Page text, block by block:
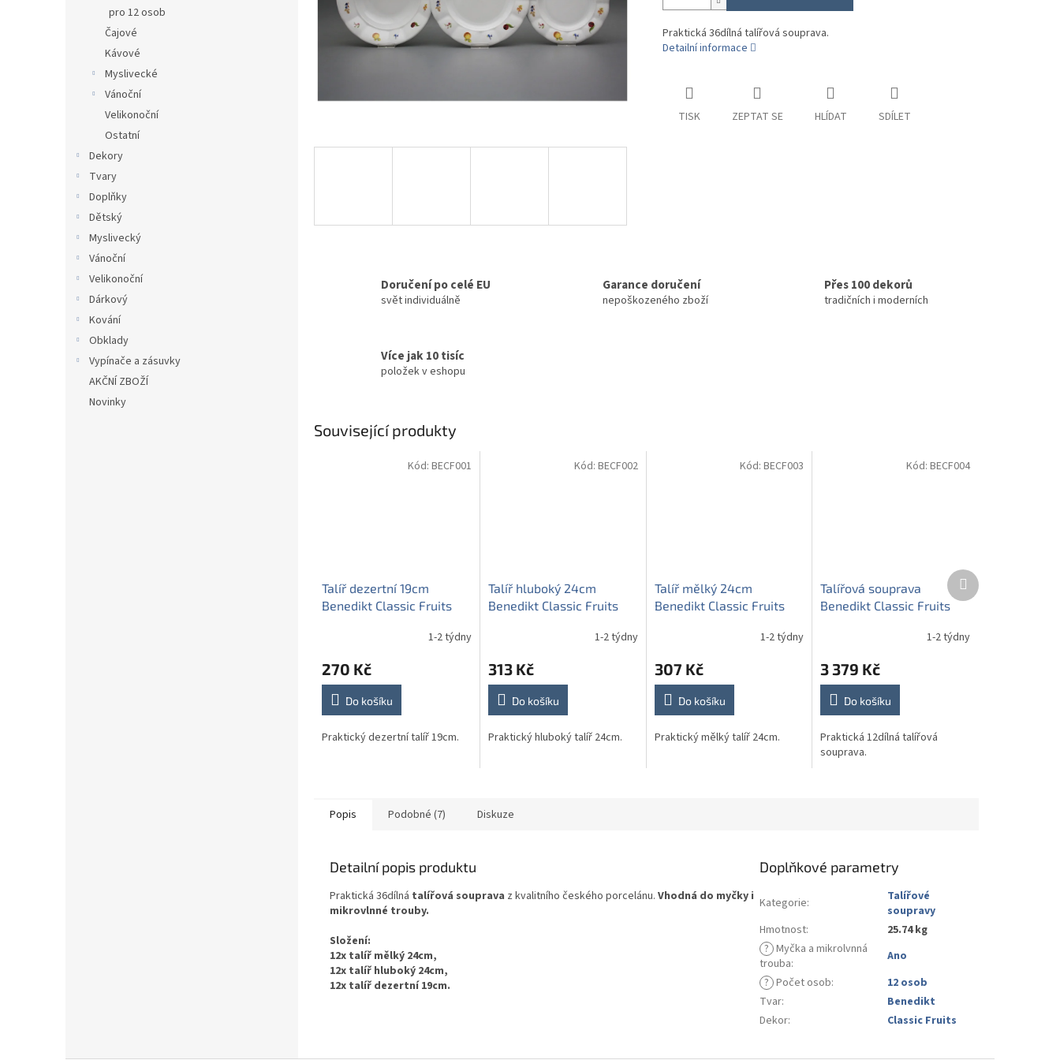
pro 12 osob
Čajové
Kávové
Myslivecké
Vánoční
Velikonoční
Ostatní
Dekory
Tvary
Doplňky
Dětský
Myslivecký
Vánoční
Velikonoční
Dárkový
Kování
Obklady
Vypínače a zásuvky
AKČNÍ ZBOŽÍ
Novinky
Praktická 36dílná talířová souprava.
Detailní informace
TISK ZEPTAT SE HLÍDAT SDÍLET
Doručení po celé EU
svět individuálně
Garance doručení
nepoškozeného zboží
Přes 100 dekorů
tradičních i moderních
Více jak 10 tisíc
položek v eshopu
Související produkty
Talíř dezertní 19cm
Benedikt Classic Fruits
1-2 týdny
270 Kč
Do košíku
Praktický dezertní talíř 19cm.
Kód: BECF001
Talíř hluboký 24cm
Benedikt Classic Fruits
1-2 týdny
313 Kč
Do košíku
Praktický hluboký talíř 24cm.
Kód: BECF002
Talíř mělký 24cm
Benedikt Classic Fruits
1-2 týdny
307 Kč
Do košíku
Praktický mělký talíř 24cm.
Kód:BECF003
Talířová souprava
Benedikt Classic Fruits
1-2 týdny
3 379 Kč
Do košíku
Praktická 12dílná talířová
souprava.
Kód: BECF004
Další
produkt
Popis Podobné (7) Diskuze
Detailní popis produktu
Praktická 36dílná talířová souprava z kvalitního českého porcelánu. Vhodná do myčky i
mikrovlnné trouby.
Složení:
12x talíř mělký 24cm,
12x talíř hluboký 24cm,
12x talíř dezertní 19cm.
Doplňkové parametry
Kategorie:
Talířové
soupravy
Hmotnost:
25.74 kg
? Myčka a mikrolvnná
trouba:
Ano
? Počet osob:
12 osob
Tvar:
Benedikt
Dekor: Classic Fruits